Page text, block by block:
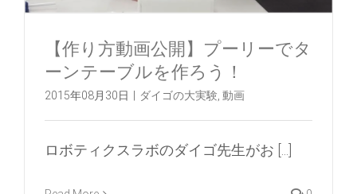
【作り方動画公開】プーリーでタ
ーンテーブルを作ろう！
2015年08月30日 ダイゴの大実験 動画
ロボティクスラボのダイゴ先生がお [...]